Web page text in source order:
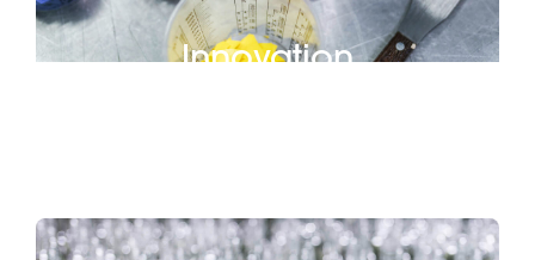
Innovation